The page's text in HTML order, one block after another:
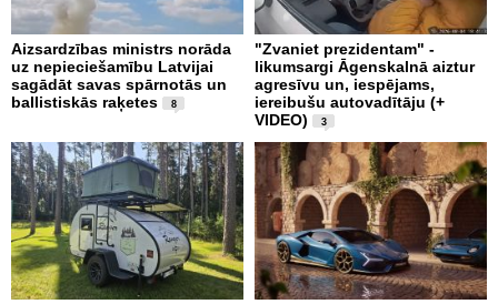
Aizsardzības ministrs norāda
uz nepieciešamību Latvijai
sagādāt savas spārnotās un
ballistiskās raķetes
8
"Zvaniet prezidentam" -
likumsargi Āgenskalnā aiztur
agresīvu un, iespējams,
iereibušu autovadītāju (+
VIDEO)
3